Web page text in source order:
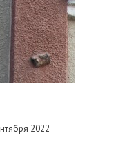
2022